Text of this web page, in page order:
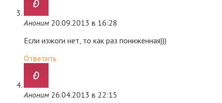
Аноним 20.09.2013 в 16:28
Если изжоги нет, то как раз пониженная)))
Ответить
Аноним 26.04.2013 в 22:15